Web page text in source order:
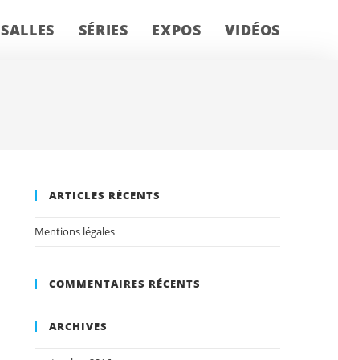
SALLES SÉRIES EXPOS VIDÉOS
ARTICLES RÉCENTS
Mentions légales
COMMENTAIRES RÉCENTS
ARCHIVES